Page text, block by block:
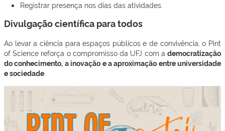
Registrar presença nos dias das atividades.
Divulgação científica para todos
Ao levar a ciência para espaços públicos e de convivência, o Pint
of Science reforça o compromisso da UFJ com a democratização
do conhecimento, a inovação e a aproximação entre universidade
e sociedade